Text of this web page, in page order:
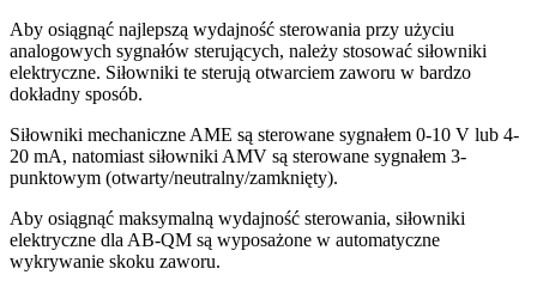
Aby osiągnąć najlepszą wydajność sterowania przy użyciu
analogowych sygnałów sterujących, należy stosować siłowniki
elektryczne. Siłowniki te sterują otwarciem zaworu w bardzo
dokładny sposób.
Siłowniki mechaniczne AME są sterowane sygnałem 0-10 V lub 4-
20 mA, natomiast siłowniki AMV są sterowane sygnałem 3-
punktowym (otwarty/neutralny/zamknięty).
Aby osiągnąć maksymalną wydajność sterowania, siłowniki
elektryczne dla AB-QM są wyposażone w automatyczne
wykrywanie skoku zaworu.